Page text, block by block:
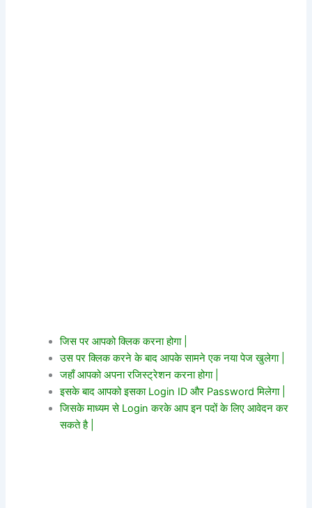
जिस पर आपको क्लिक करना होगा |
उस पर क्लिक करने के बाद आपके सामने एक नया पेज खुलेगा |
जहाँ आपको अपना रजिस्ट्रेशन करना होगा |
इसके बाद आपको इसका Login ID और Password मिलेगा |
जिसके माध्यम से Login करके आप इन पदों के लिए आवेदन कर
सकते है |